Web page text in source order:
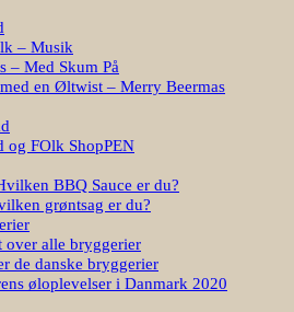
– Musik
– Med Skum På
en Øltwist – Merry Beermas
FOlk ShopPEN
BBQ Sauce er du?
grøntsag er du?
over alle bryggerier
de danske bryggerier
øloplevelser i Danmark 2020